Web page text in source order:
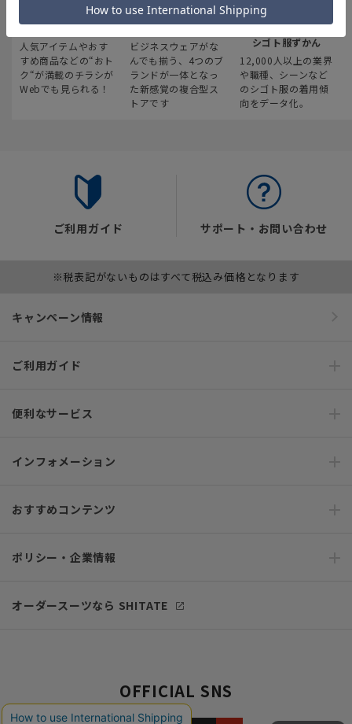
最新のお買い得情報
人気アイテムやおす
すめ商品などの“おト
ク“が満載のチラシが
Webでも見られる！
スーツスクエア
ビジネスウェアがな
んでも揃う、4つのブ
ランドが一体となっ
た新感覚の複合型ス
トアです
みんなの
シゴト服ずかん
12,000人以上の業界
や職種、シーンなど
のシゴト服の着用傾
向をデータ化。
ご利用ガイド サポート・お問い合わせ
※税表記がないものはすべて税込み価格となります
キャンペーン情報
ご利用ガイド
便利なサービス
インフォメーション
おすすめコンテンツ
ポリシー・企業情報
オーダースーツなら SHITATE
OFFICIAL SNS